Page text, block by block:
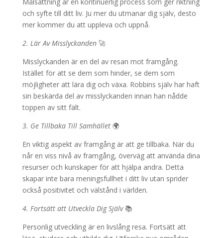
och syfte till ditt liv. Ju mer du utmanar dig själv, desto
mer kommer du att uppleva och uppnå.
2. Lär Av Misslyckanden🚀
Misslyckanden är en del av resan mot framgång.
Istället för att se dem som hinder, se dem som
möjligheter att lära dig och växa. Robbins själv har haft
sin beskärda del av misslyckanden innan han nådde
toppen av sitt fält.
3. Ge Tillbaka Till Samhället🌍
En viktig aspekt av framgång är att ge tillbaka. När du
når en viss nivå av framgång, överväg att använda dina
resurser och kunskaper för att hjälpa andra. Detta
skapar inte bara meningsfullhet i ditt liv utan sprider
också positivitet och välstånd i världen.
4. Fortsätt att Utveckla Dig Själv📚
Personlig utveckling är en livslång resa. Fortsätt att